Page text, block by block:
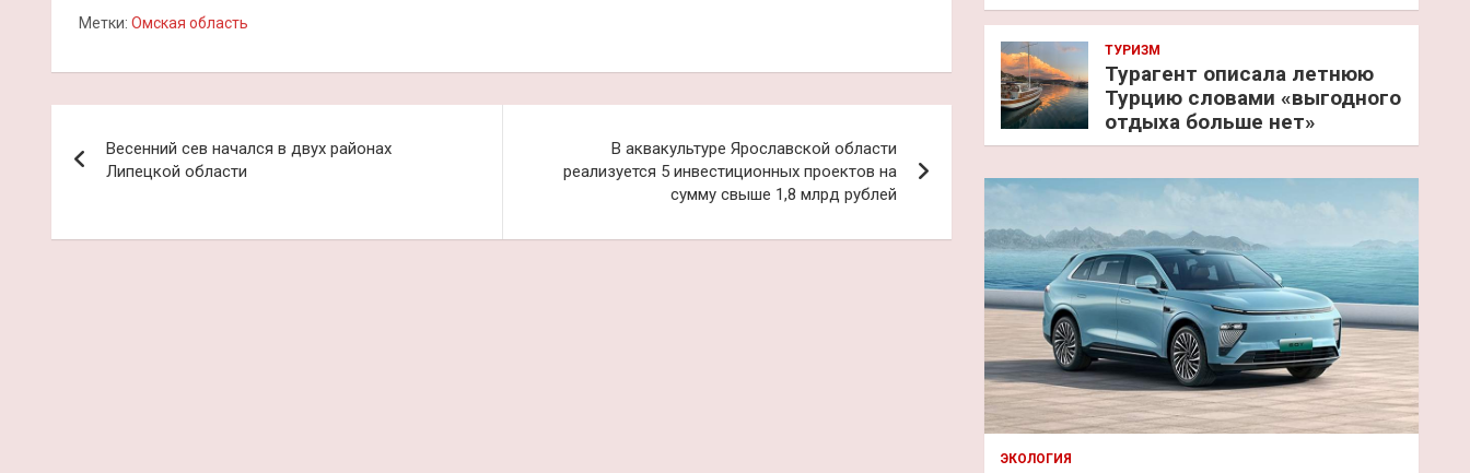
Метки: Омская область
по
Весенний сев начался в двух районах
Липецкой области
В аквакультуре Ярославской области
реализуется 5 инвестиционных проектов на
сумму свыше 1,8 млрд рублей
ТУРИЗМ
Турагент описала летнюю
Турцию словами «выгодного
отдыха больше нет»
ЭКОЛОГИЯ